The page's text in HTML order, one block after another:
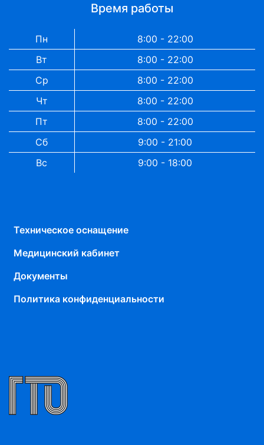
Время работы
Пн
8:00 - 22:00
Вт
8:00 - 22:00
Ср
8:00 - 22:00
Чт
8:00 - 22:00
Пт
8:00 - 22:00
Сб
9:00 - 21:00
Вс
9:00 - 18:00
Техническое оснащение
Медицинский кабинет
Документы
Политика конфиденциальности